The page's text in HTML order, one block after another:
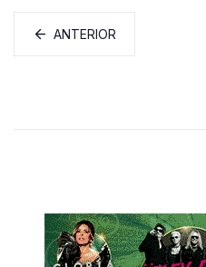
ANTERIOR